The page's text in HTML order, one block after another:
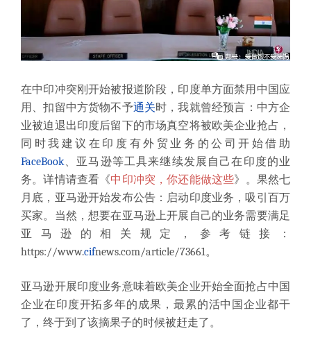
在中印冲突刚开始被报道阶段，印度单方面禁用中国应
用、扣留中方货物不予通关时，我就曾经预言：中方企
业被迫退出印度后留下的市场真空将被欧美企业抢占，
同时我建议在印度有外贸业务的公司开始借助
FaceBook、亚马逊等工具来继续发展自己在印度的业
务。详情请查看《中印冲突，你还能做这些》。果然七
月底，亚马逊开始发布公告：启动印度业务，吸引百万
买家。当然，想要在亚马逊上开展自己的业务需要满足
亚马逊的相关规定，参考链接：
https://www.cifnews.com/article/73661。
亚马逊开展印度业务意味着欧美企业开始全面抢占中国
企业在印度开拓多年的成果，最累的活中国企业都干
了，终于到了该摘果子的时候被赶走了。